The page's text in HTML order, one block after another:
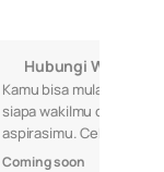
Hubungi Wakilmu di
Kamu bisa mulai dengan
siapa wakilmu di DPR,
aspirasimu. Cek profil
Coming soon